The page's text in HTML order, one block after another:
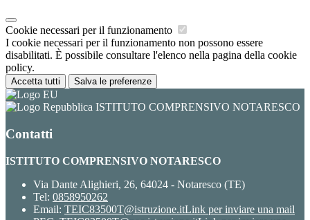
Cookie necessari per il funzionamento
I cookie necessari per il funzionamento non possono essere
disabilitati. È possibile consultare l'elenco nella pagina della cookie
policy.
Accetta tutti Salva le preferenze
ISTITUTO COMPRENSIVO NOTARESCO
Contatti
ISTITUTO COMPRENSIVO NOTARESCO
Via Dante Alighieri, 26, 64024 - Notaresco (TE)
Tel: 0858950262
Email: TEIC83500T@istruzione.itLink per inviare una mail